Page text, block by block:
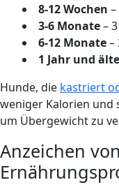
8-12 Wochen
3-6 Monate–
6-12 Monate–
1 Jahr und
Hunde, die kastriert
weniger Kalorien und
um Übergewicht zu
Anzeichen von